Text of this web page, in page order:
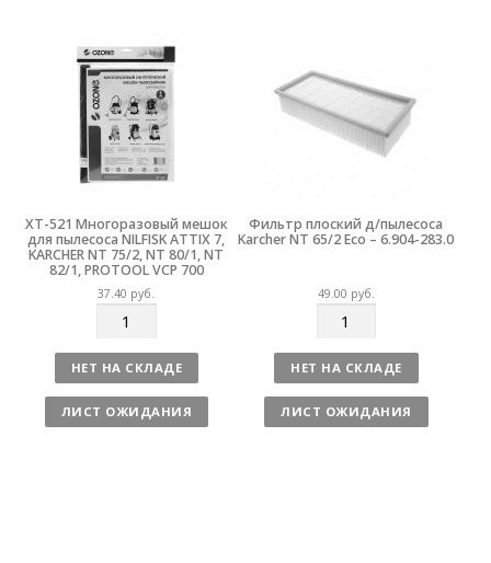
с
т
в
о
о
XT-521 Многоразовый мешок
для пылесоса NILFISK ATTIX 7,
KARCHER NT 75/2, NT 80/1, NT
82/1, PROTOOL VCP 700
37.40 руб.
л
и
ч
е
НЕТ НА СКЛАДЕ
ЛИСТ ОЖИДАНИЯ
Фильтр плоский д/пылесоса
Karcher NT 65/2 Eco – 6.904-283.0
49.00 руб.
л
и
ч
е
НЕТ НА СКЛАДЕ
ЛИСТ ОЖИДАНИЯ